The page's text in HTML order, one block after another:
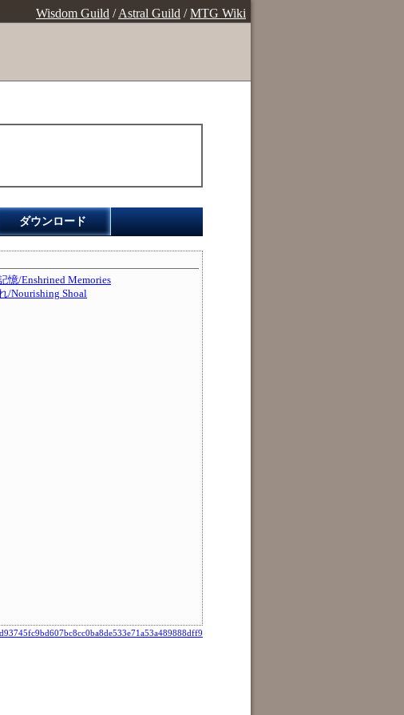
Wisdom Guild /Astral Guild /MTG Wiki
ダウンロード
憶/Enshrined Memories
/Nourishing Shoal